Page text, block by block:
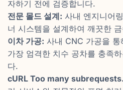
자하기 전에 검증합니다.
전문 몰드 설계: 사내 엔지니어
너 시스템을 설계하여 깨끗한
이차 가공: 사내 CNC 가공을 통
가장 엄격한 치수 공차를 충족
다.
cURL Too many subrequests.